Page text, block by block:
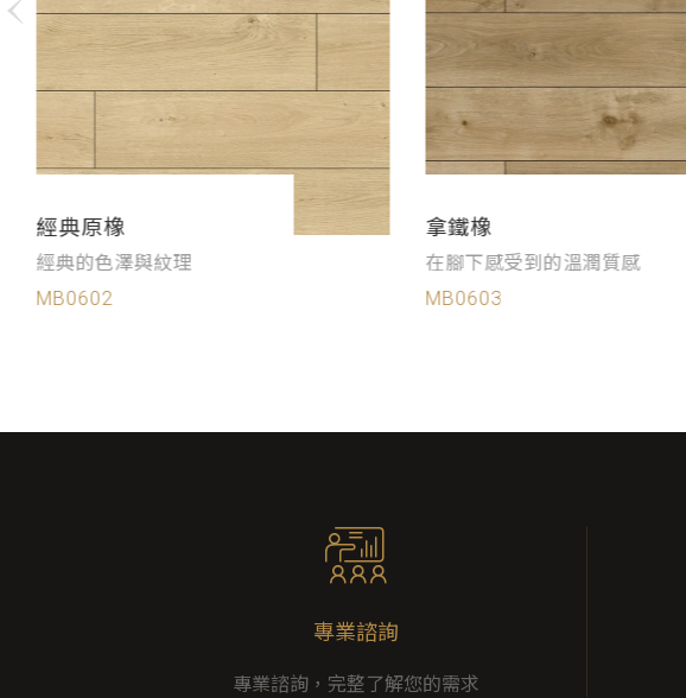
經典原橡
經典的色澤與紋理
MB0602
拿鐵橡
在腳下感受到的溫潤質感
MB0603
專業諮詢
專業諮詢，完整了解您的需求